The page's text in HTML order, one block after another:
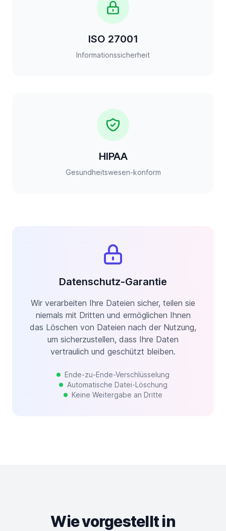
ISO 27001
Informationssicherheit
HIPAA
Gesundheitswesen-konform
Datenschutz-Garantie
Wir verarbeiten Ihre Dateien sicher, teilen sie
niemals mit Dritten und ermöglichen Ihnen
das Löschen von Dateien nach der Nutzung,
um sicherzustellen, dass Ihre Daten
vertraulich und geschützt bleiben.
Ende-zu-Ende-Verschlüsselung
Automatische Datei-Löschung
Keine Weitergabe an Dritte
Wie vorgestellt in